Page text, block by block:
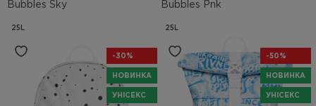
Bubbles Sky
25L
Bubbles Pnk
25L
-30%
НОВИНКА
УНІСЕКС
-50%
НОВИНКА
УНІСЕКС